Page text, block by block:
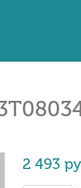
2 493